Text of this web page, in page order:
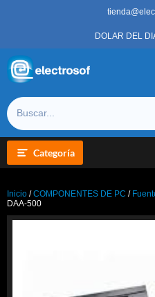
DOLAR DEL
Categoría
Inicio /COMPONENTES DE PC /
DAA-500